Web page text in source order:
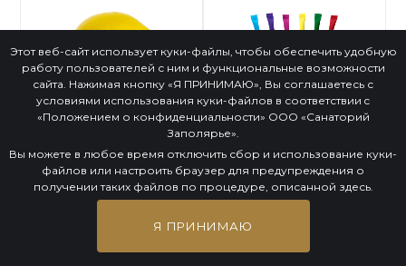
Игрушка антистресс
лимон
ПОДРОБНЕЕ
Экоручка в
ассортименте
ПОДРОБНЕЕ
Этот веб-сайт использует куки-файлы, чтобы обеспечить удобную
работу пользователей с ним и функциональные возможности
сайта. Нажимая кнопку «Я ПРИНИМАЮ», Вы соглашаетесь с
условиями использования куки-файлов в соответствии c
«Положением о конфиденциальности» ООО «Санаторий
Заполярье».
Вы можете в любое время отключить сбор и использование куки-
файлов или настроить браузер для предупреждения о
получении таких файлов по процедуре, описанной здесь.
Я ПРИНИМАЮ